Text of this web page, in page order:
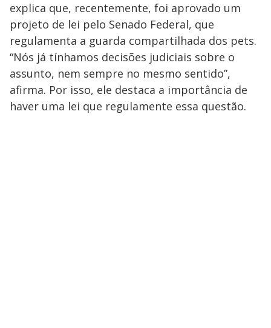
explica que, recentemente, foi aprovado um
projeto de lei pelo Senado Federal, que
regulamenta a guarda compartilhada dos pets.
“Nós já tínhamos decisões judiciais sobre o
assunto, nem sempre no mesmo sentido”,
afirma. Por isso, ele destaca a importância de
haver uma lei que regulamente essa questão.